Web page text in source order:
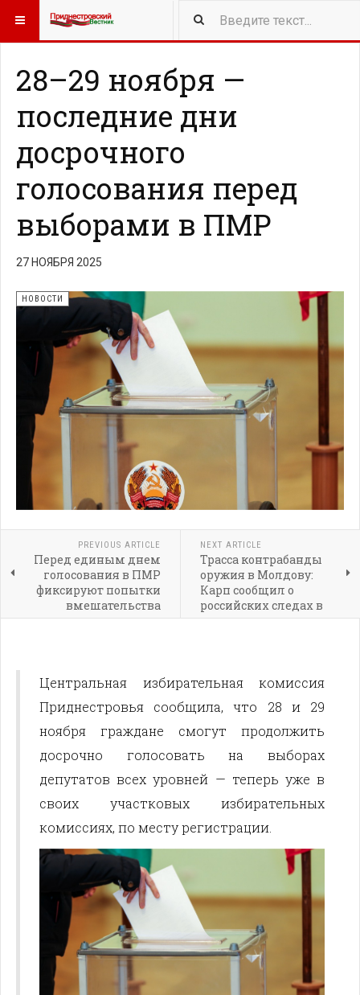
418 NEW ARTICLES
28–29 ноября —
последние дни
досрочного
голосования перед
выборами в ПМР
27 НОЯБРЯ 2025
НОВОСТИ
PREVIOUS ARTICLE
Перед единым днем
голосования в ПМР
фиксируют попытки
вмешательства
NEXT ARTICLE
Трасса контрабанды
оружия в Молдову:
Карп сообщил о
российских следах в
деле
Центральная избирательная комиссия
Приднестровья сообщила, что 28 и 29
ноября граждане смогут продолжить
досрочно голосовать на выборах
депутатов всех уровней — теперь уже в
своих участковых избирательных
комиссиях, по месту регистрации.